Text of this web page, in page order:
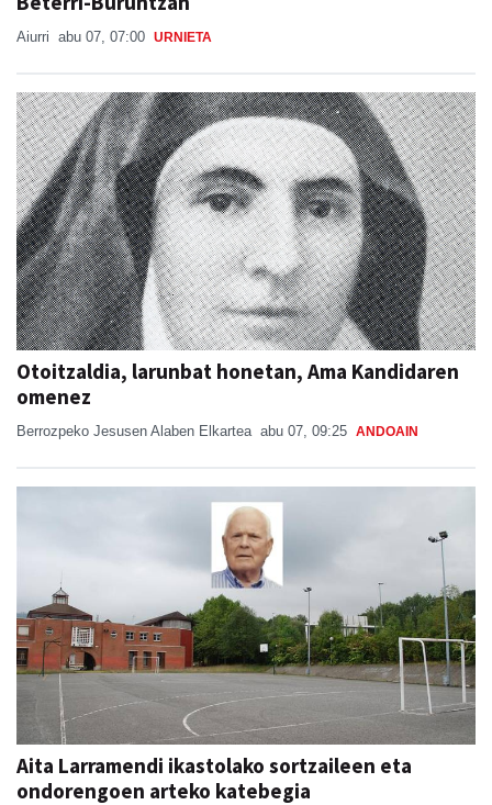
Aiurri abu 07, 07:00 URNIETA
Otoitzaldia, larunbat honetan, Ama Kandidaren
omenez
Berrozpeko Jesusen Alaben Elkartea abu 07, 09:25 ANDOAIN
Aita Larramendi ikastolako sortzaileen eta
ondorengoen arteko katebegia